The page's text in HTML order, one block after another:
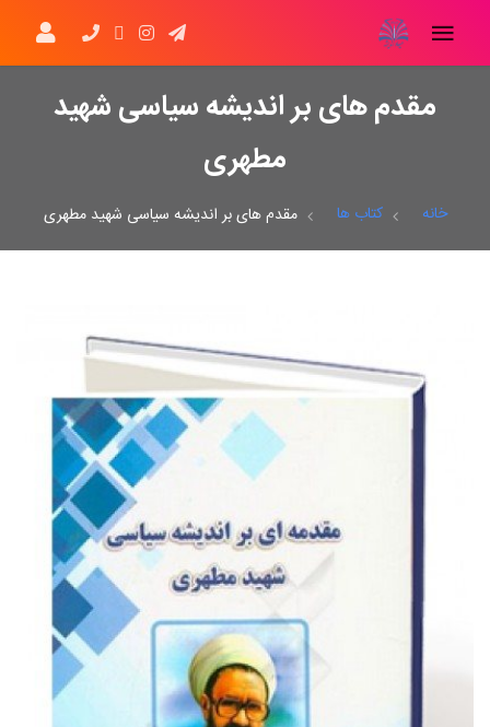
مقدم های بر اندیشه سیاسی شهید
مطهری
خانه کتاب ها مقدم های بر اندیشه سیاسی شهید مطهری